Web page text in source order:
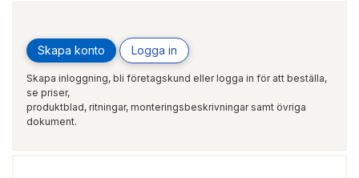
Skapa konto Logga in
Skapa inloggning, bli företagskund eller logga in för att beställa,
se priser,
produktblad, ritningar, monteringsbeskrivningar samt övriga
dokument.